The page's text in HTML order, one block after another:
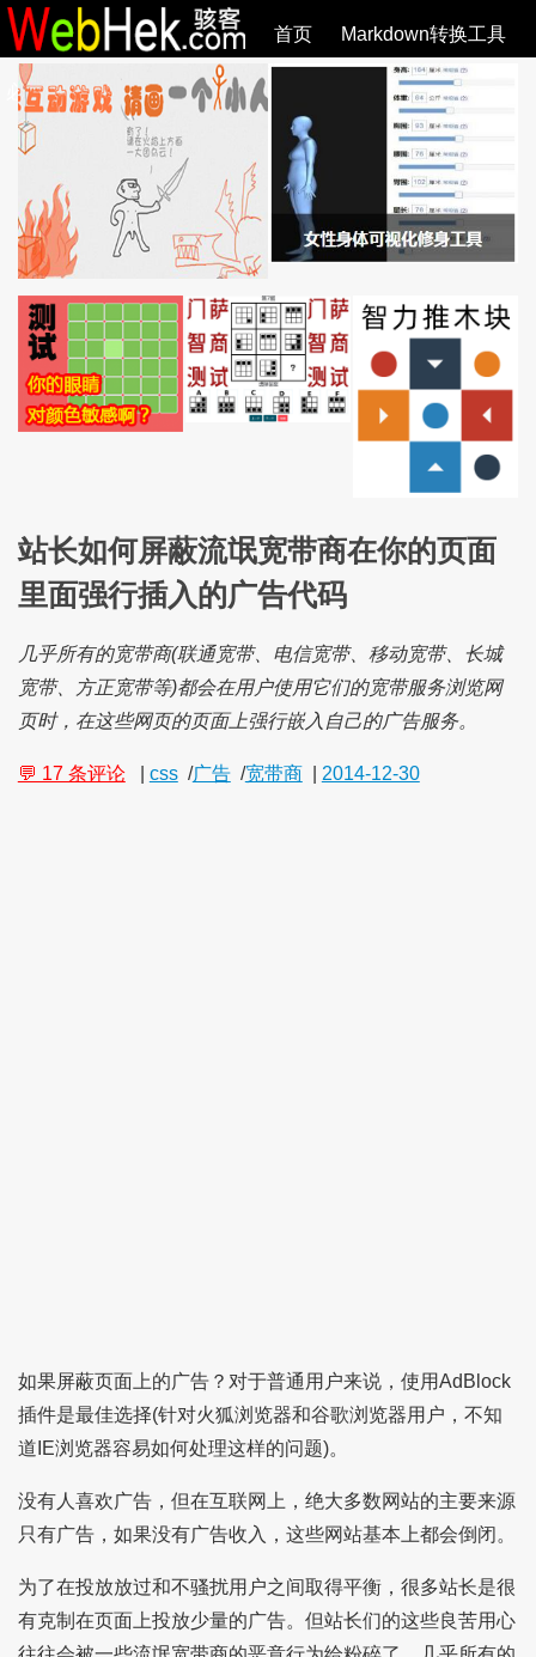
首页 Markdown转换工具
必观作品 SVG教程 SVG手册 全部文章
站长如何屏蔽流氓宽带商在你的页面
里面强行插入的广告代码
几乎所有的宽带商(联通宽带、电信宽带、移动宽带、长城
宽带、方正宽带等)都会在用户使用它们的宽带服务浏览网
页时，在这些网页的页面上强行嵌入自己的广告服务。
💬 17 条评论 css /广告 /宽带商 2014-12-30
如果屏蔽页面上的广告？对于普通用户来说，使用AdBlock
插件是最佳选择(针对火狐浏览器和谷歌浏览器用户，不知
道IE浏览器容易如何处理这样的问题)。
没有人喜欢广告，但在互联网上，绝大多数网站的主要来源
只有广告，如果没有广告收入，这些网站基本上都会倒闭。
为了在投放放过和不骚扰用户之间取得平衡，很多站长是很
有克制在页面上投放少量的广告。但站长们的这些良苦用心